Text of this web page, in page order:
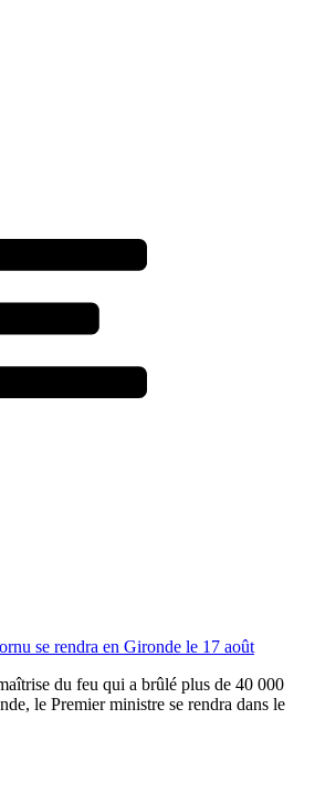
se rendra en Gironde le 17 août
du feu qui a brûlé plus de 40 000
le Premier ministre se rendra dans le